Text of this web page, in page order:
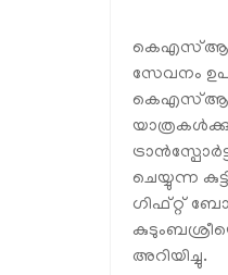
സേവനം
ചെയ്യുന്ന
ഗിഫ്റ്റ്
അറിയിച്ചു.